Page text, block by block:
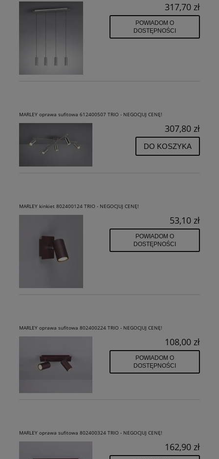
317,70 zł
POWIADOM O
DOSTĘPNOŚCI
MARLEY oprawa sufitowa 612400507 TRIO - NEGOCJUJ CENĘ!
307,80 zł
DO KOSZYKA
MARLEY kinkiet 802400124 TRIO - NEGOCJUJ CENĘ!
53,10 zł
POWIADOM O
DOSTĘPNOŚCI
MARLEY oprawa sufitowa 802400224 TRIO - NEGOCJUJ CENĘ!
108,00 zł
POWIADOM O
DOSTĘPNOŚCI
MARLEY oprawa sufitowa 802400324 TRIO - NEGOCJUJ CENĘ!
162,90 zł